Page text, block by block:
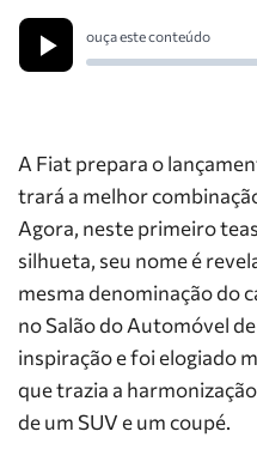
ouça este conteúdo
A Fiat prepara o
trará a melhor
Agora, neste primeiro
silhueta, seu nome é
mesma denominação do
no Salão do Automóvel
inspiração e foi elogiado
que trazia a
de um SUV e um coupé.